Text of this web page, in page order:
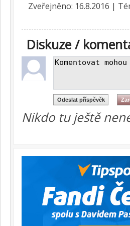
Zveřejněno: 16.8.2016 |
Diskuze /
Nikdo tu ještě